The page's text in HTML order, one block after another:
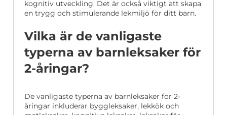
kognitiv utveckling. Det är också viktigt att skapa
en trygg och stimulerande lekmiljö för ditt barn.
Vilka är de vanligaste
typerna av barnleksaker för
2-åringar?
De vanligaste typerna av barnleksaker för 2-
åringar inkluderar byggleksaker, lekkök och